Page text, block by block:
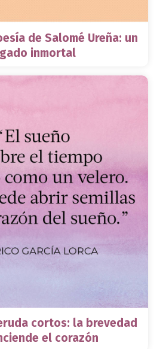
de Salomé Ureña: un
inmortal
cortos: la brevedad
el corazón